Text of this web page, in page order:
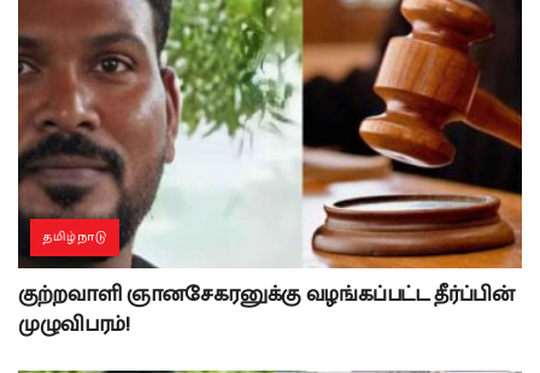
தமிழ்நாடு
குற்றவாளி ஞானசேகரனுக்கு வழங்கப்பட்ட தீர்ப்பின்
முழுவிபரம்!